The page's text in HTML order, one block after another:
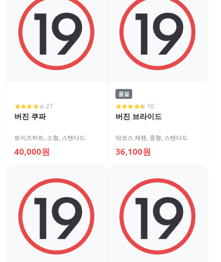
27
버진 쿠파
토이즈하트, 소형, 스탠다드
40,000원
품절
10
버진 브라이드
막코스 재팬, 중형, 스탠다드
36,100원